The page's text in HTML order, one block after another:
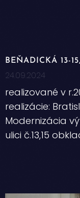
BEŇADICKÁ 13-
24.09.2024
realizované v
realizácie:
Modernizácia
ulici č.13,15